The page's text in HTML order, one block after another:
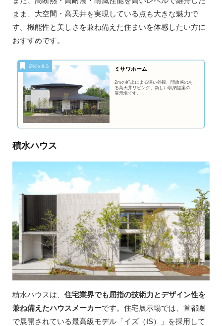
まま、大空間・高天井を実現している点も大きな魅力で
す。機能性と美しさを兼ね備えた住まいを体感したい方に
おすすめです。
ミサワホーム
2ｍの軒出による深い外観、開放感のあ
る高天井リビング、新しい収納提案の
展示場です。
積水ハウス
積水ハウスは、 住宅業界でも屈指の技術力とデザイン性を
兼ね備えたハウスメーカーです。住宅展示場では、首都圏
で展開されている最高級モデル「イズ（IS）」を採用して